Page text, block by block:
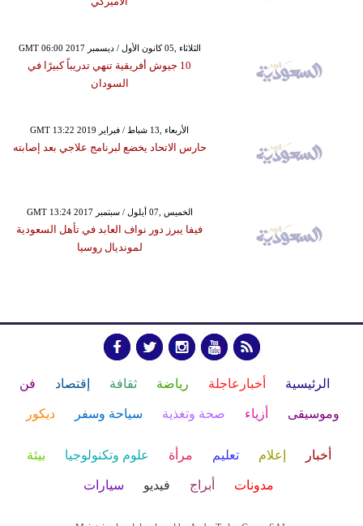
GMT 06:00 2017 الثلاثاء ,05 كانون الأول / ديسمبر
10 جيوش أفريقية تنهي تدريباً كبيرًا في
السودان
GMT 13:22 2019 الأربعاء ,13 شباط / فبراير
حارس الاتحاد يخضع لبرنامج علاجي بعد إصابته
GMT 13:24 2017 الخميس ,07 أيلول / سبتمبر
فيفا يبرز دور نواف العابد في تأهل السعودية
لمونديال روسيا
الرئيسية أخبارعاجلة رياضة ثقافة إقتصاد فن
وموسيقى أزياء صحة وتغذية سياحة وسفر ديكور
أخبار إعلام تعليم مرأة علوم وتكنولوجيا بيئة
مدونات أبراج فيديو سيارات